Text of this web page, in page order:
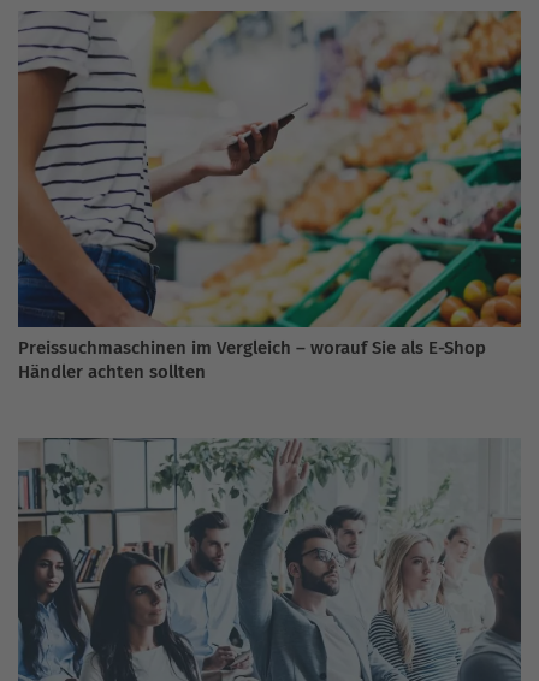
Preissuchmaschinen im Vergleich – worauf Sie als E-Shop
Händler achten sollten